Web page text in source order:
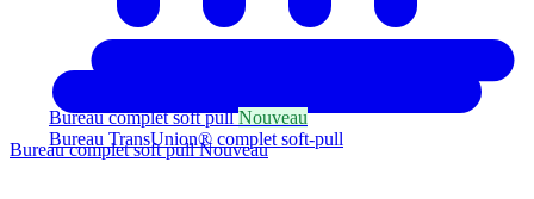
Bureau complet soft pullNouveau
Bureau TransUnion® complet soft-pull
Bureau complet soft pullNouveau